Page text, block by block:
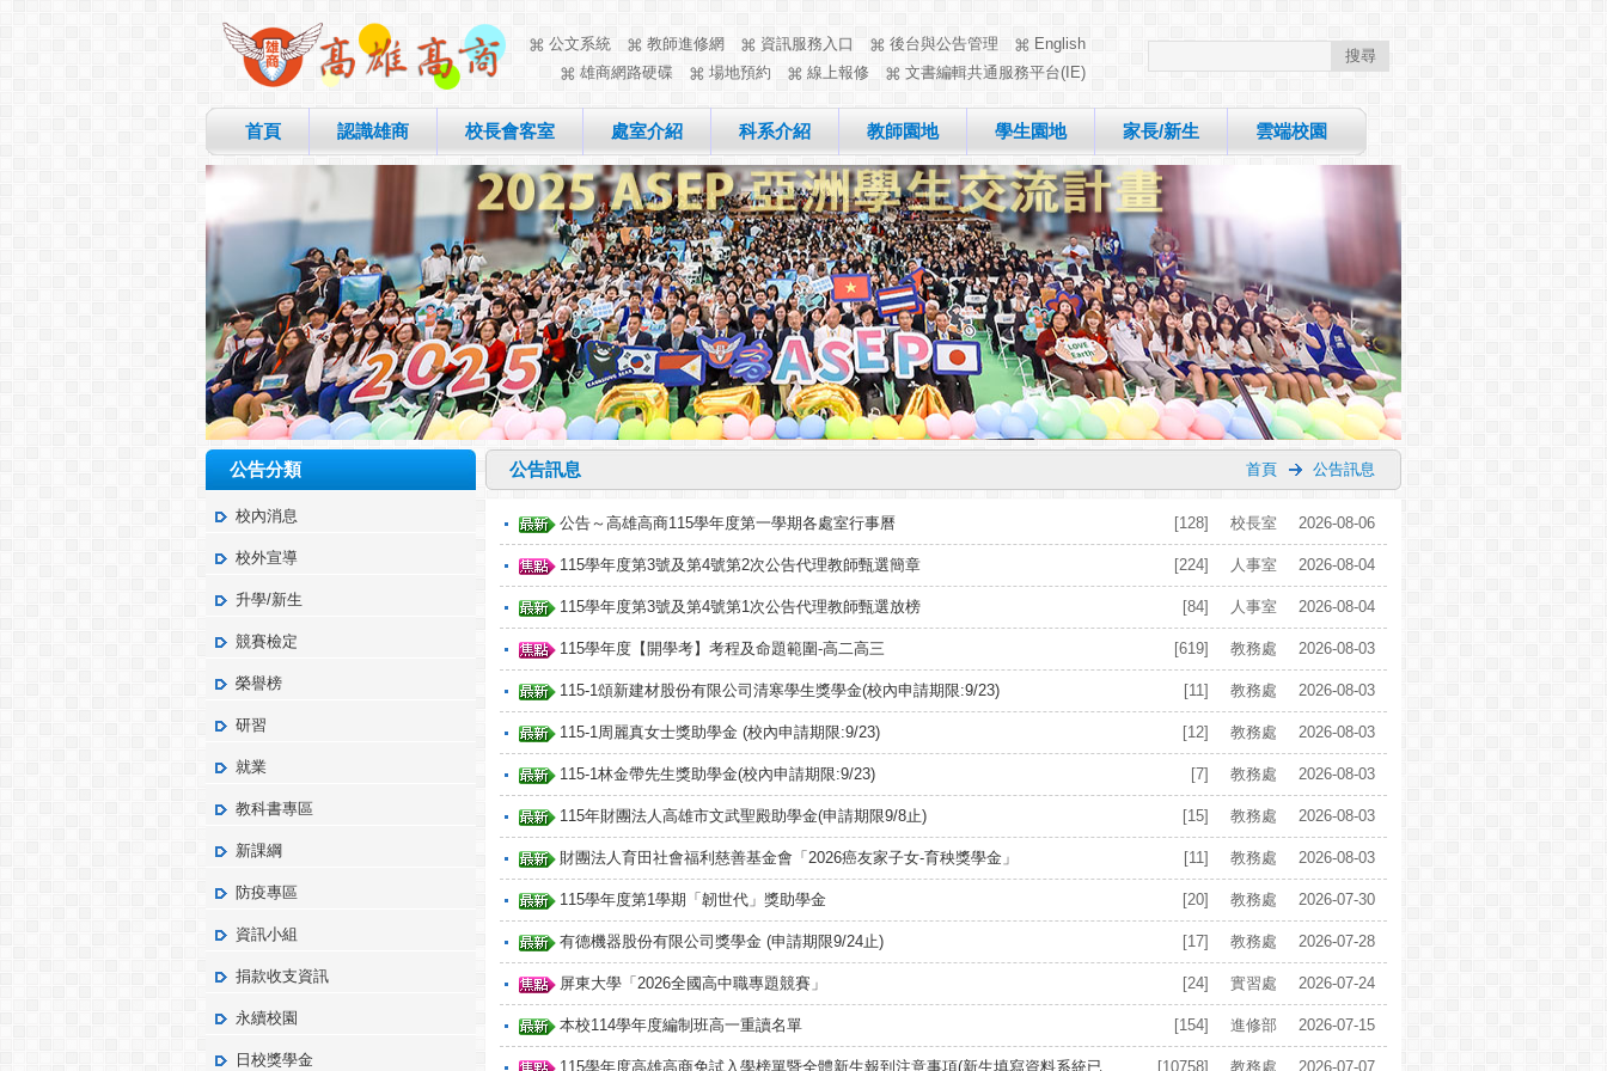
English
後台與公告管理
資訊服務入口
教師進修網
公文系統
文書編輯共通服務平台(IE)
線上報修
場地預約
雄商網路硬碟
首頁 認識雄商 校長會客室 處室介紹 科系介紹 教師園地 學生園地 家長/新生 雲端校園
公告分類
校內消息
校外宣導
升學/新生
競賽檢定
榮譽榜
研習
就業
教科書專區
新課綱
防疫專區
資訊小組
捐款收支資訊
永續校園
日校獎學金
公告訊息 首頁 公告訊息
公告～高雄高商115學年度第一學期各處室行事曆 2026-08-06
校長室
[128]
115學年度第3號及第4號第2次公告代理教師甄選簡章 2026-08-04
人事室
[224]
115學年度第3號及第4號第1次公告代理教師甄選放榜 2026-08-04
人事室
[84]
115學年度【開學考】考程及命題範圍-高二高三 2026-08-03
教務處
[619]
115-1頌新建材股份有限公司清寒學生獎學金(校內申請期限:9/23) 2026-08-03
教務處
[11]
115-1周麗真女士獎助學金 (校內申請期限:9/23) 2026-08-03
教務處
[12]
115-1林金帶先生獎助學金(校內申請期限:9/23) 2026-08-03
教務處
[7]
115年財團法人高雄市文武聖殿助學金(申請期限9/8止) 2026-08-03
教務處
[15]
財團法人育田社會福利慈善基金會「2026癌友家子女-育秧獎學金」 2026-08-03
教務處
[11]
115學年度第1學期「韌世代」獎助學金 2026-07-30
教務處
[20]
有德機器股份有限公司獎學金 (申請期限9/24止) 2026-07-28
教務處
[17]
屏東大學「2026全國高中職專題競賽」 2026-07-24
實習處
[24]
本校114學年度編制班高一重讀名單 2026-07-15
進修部
[154]
115學年度高雄高商免試入學榜單暨全體新生報到注意事項(新生填寫資料系統已... 2026-07-07
教務處
[10758]